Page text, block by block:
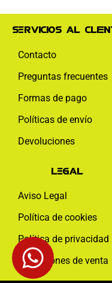
Servicios al
Contacto
Preguntas frecuentes
Formas de pago
Políticas de envío
Devoluciones
Legal
Aviso Legal
Política de cookies
Política de privacidad
Condiciones de venta